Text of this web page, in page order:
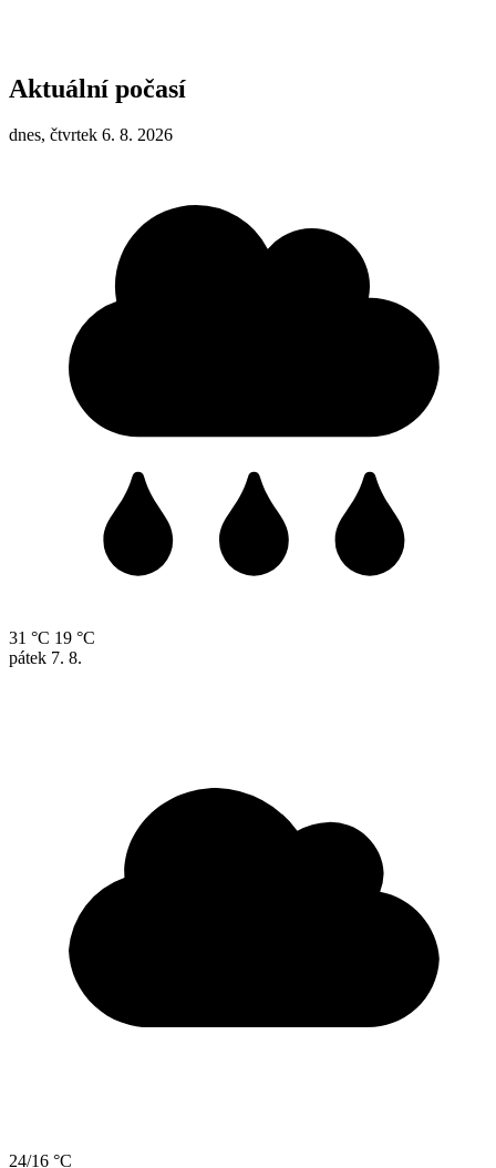
Aktuální počasí
dnes, čtvrtek 6. 8. 2026
31 °C 19 °C
pátek 7. 8.
24/16 °C